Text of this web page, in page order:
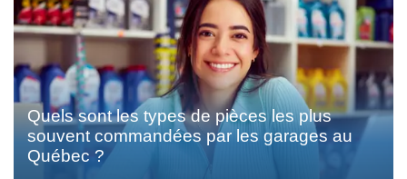
Quels sont les types de pièces les plus
souvent commandées par les garages au
Québec ?